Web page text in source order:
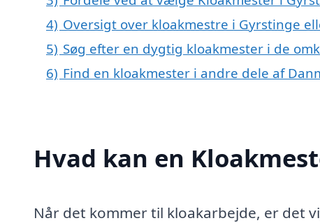
4) Oversigt over kloakmestre i Gyrstinge
5) Søg efter en dygtig kloakmester i de
6) Find en kloakmester i andre dele af
Hvad kan en
Når det kommer til kloakarbejde, er det